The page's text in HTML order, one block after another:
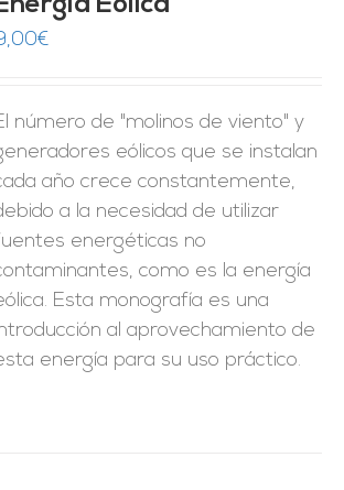
Eólica
€
número de "molinos de viento" y
eólicos que se instalan
año crece constantemente,
a la necesidad de utilizar
energéticas no
como es la energía
Esta monografía es una
al aprovechamiento de
energía para su uso práctico.